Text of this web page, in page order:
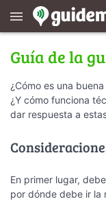
menu
Guía de la
¿Cómo es una
¿Y cómo funciona
dar respuesta a
En primer lugar,
por dónde debe ir la